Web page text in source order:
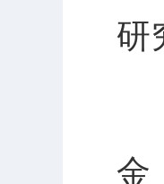
研
金